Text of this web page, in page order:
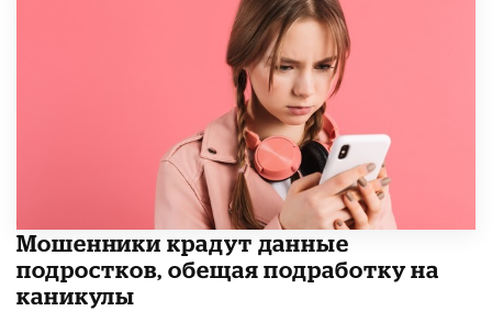
Мошенники крадут данные
подростков, обещая подработку на
каникулы